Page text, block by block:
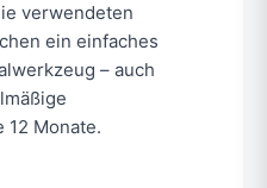
verwendeten
ein einfaches
– auch
12 Monate.